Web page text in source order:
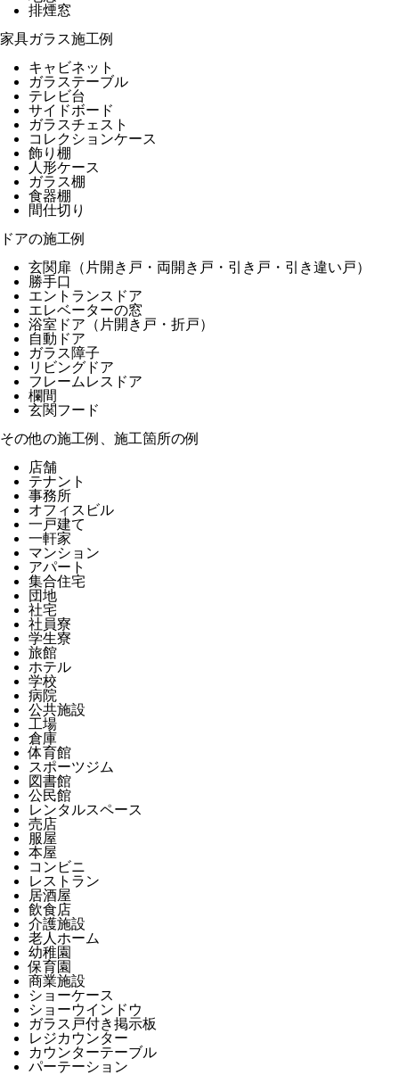
排煙窓
家具ガラス施工例
キャビネット
ガラステーブル
テレビ台
サイドボード
ガラスチェスト
コレクションケース
飾り棚
人形ケース
ガラス棚
食器棚
間仕切り
ドアの施工例
玄関扉（片開き戸・両開き戸・引き戸・引き違い戸）
勝手口
エントランスドア
エレベーターの窓
浴室ドア（片開き戸・折戸）
自動ドア
ガラス障子
リビングドア
フレームレスドア
欄間
玄関フード
その他の施工例、施工箇所の例
店舗
テナント
事務所
オフィスビル
一戸建て
一軒家
マンション
アパート
集合住宅
団地
社宅
社員寮
学生寮
旅館
ホテル
学校
病院
公共施設
工場
倉庫
体育館
スポーツジム
図書館
公民館
レンタルスペース
売店
服屋
本屋
コンビニ
レストラン
居酒屋
飲食店
介護施設
老人ホーム
幼稚園
保育園
商業施設
ショーケース
ショーウインドウ
ガラス戸付き掲示板
レジカウンター
カウンターテーブル
パーテーション